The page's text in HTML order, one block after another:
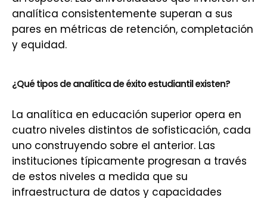
analítica consistentemente superan a sus
pares en métricas de retención, completación
y equidad.
¿Qué tipos de analítica de éxito estudiantil existen?
La analítica en educación superior opera en
cuatro niveles distintos de sofisticación, cada
uno construyendo sobre el anterior. Las
instituciones típicamente progresan a través
de estos niveles a medida que su
infraestructura de datos y capacidades